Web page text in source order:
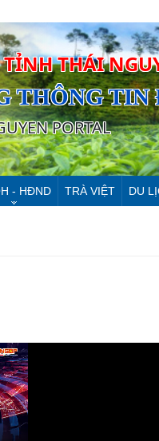
THÁI
THÔNG TIN
PORTAL
- HĐND TRÀ VIỆT DU